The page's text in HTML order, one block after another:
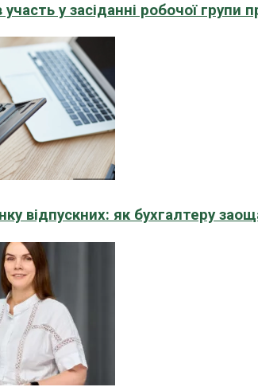
у засіданні робочої
відпускних: як бухгалтеру